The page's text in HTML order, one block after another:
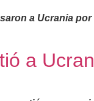
a Ucrania
a